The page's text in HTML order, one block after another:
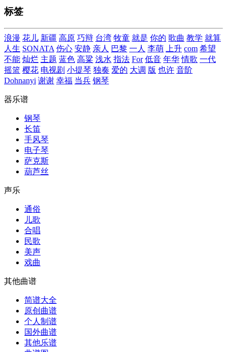
标签
浪漫 花儿 新疆 高原 巧辩 台湾 牧童 就是 你的 歌曲 教学 就算
人生 SONATA 伤心 安静 亲人 巴黎 一人 李萌 上升 com 希望
不能 灿烂 主题 蓝色 高粱 浅水 指法 For 低音 年华 情歌 一代
摇篮 樱花 电视剧 小提琴 独奏 爱的 大调 版 也许 音阶
Dohnanyi 谢谢 幸福 当兵 钢琴
器乐谱
钢琴
长笛
手风琴
电子琴
萨克斯
葫芦丝
声乐
通俗
儿歌
合唱
民歌
美声
戏曲
其他曲谱
简谱大全
原创曲谱
个人制谱
国外曲谱
其他乐谱